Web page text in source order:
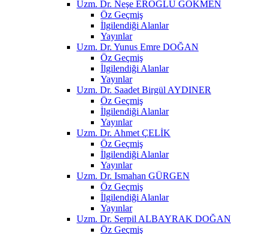
Uzm. Dr. Neşe EROĞLU GÖKMEN
Öz Geçmiş
İlgilendiği Alanlar
Yayınlar
Uzm. Dr. Yunus Emre DOĞAN
Öz Geçmiş
İlgilendiği Alanlar
Yayınlar
Uzm. Dr. Saadet Birgül AYDINER
Öz Geçmiş
İlgilendiği Alanlar
Yayınlar
Uzm. Dr. Ahmet ÇELİK
Öz Geçmiş
İlgilendiği Alanlar
Yayınlar
Uzm. Dr. Ismahan GÜRGEN
Öz Geçmiş
İlgilendiği Alanlar
Yayınlar
Uzm. Dr. Serpil ALBAYRAK DOĞAN
Öz Geçmiş